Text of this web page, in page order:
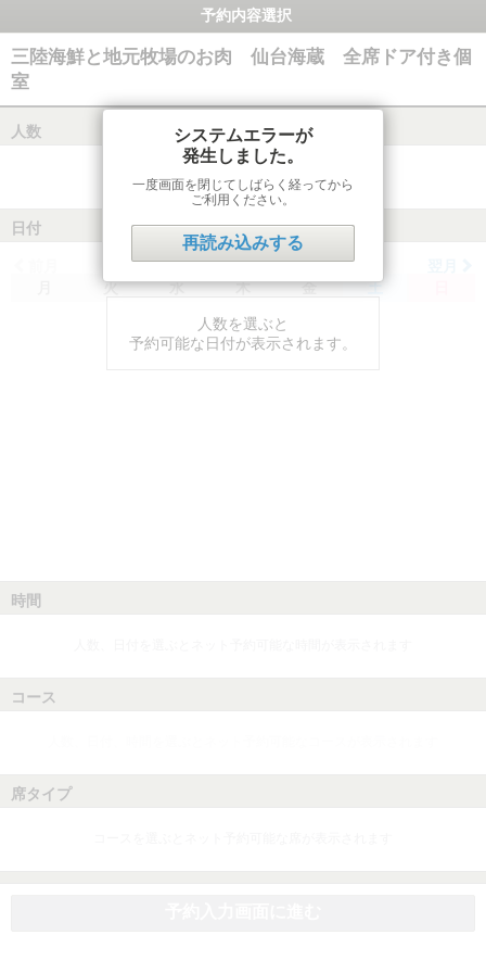
予約内容選択
三陸海鮮と地元牧場のお肉 仙台海蔵 全席ドア付き個
室
人数
日付
火 水 木 金 土
人数を選ぶと
予約可能な日付が表示されます。
時間
コース
席タイプ
システムエラーが
発生しました。
一度画面を閉じてしばらく経ってから
ご利用ください。
再読み込みする